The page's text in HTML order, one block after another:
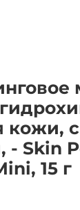
кожи,
- Skin
15 г